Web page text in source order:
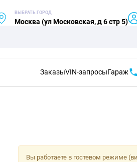
ВЫБРАТЬ ГОРОД
Москва (ул Московская, д 6 стр 5)
ЗаказыVIN-запросыГараж
Вы работаете в гостевом режиме